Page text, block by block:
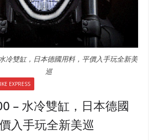
冷雙缸，日本德國用料，平價入手玩全新美
巡
EXPRESS
– 水冷雙缸，日本德國
入手玩全新美巡